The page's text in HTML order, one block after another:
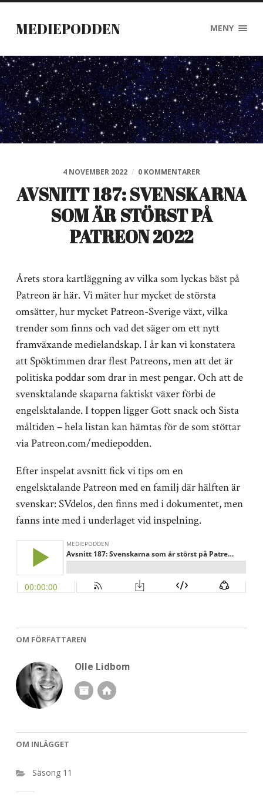
MEDIEPODDEN MENY
4 NOVEMBER 2022 / 0 KOMMENTARER
AVSNITT 187: SVENSKARNA
SOM ÄR STÖRST PÅ
PATREON 2022
Årets stora kartläggning av vilka som lyckas bäst på
Patreon är här. Vi mäter hur mycket de största
omsätter, hur mycket Patreon-Sverige växt, vilka
trender som finns och vad det säger om ett nytt
framväxande medielandskap. I år kan vi konstatera
att Spöktimmen drar flest Patreons, men att det är
politiska poddar som drar in mest pengar. Och att de
svensktalande skaparna faktiskt växer förbi de
engelsktalande. I toppen ligger Gott snack och Sista
måltiden – hela listan kan hämtas för de som stöttar
via Patreon.com/mediepodden.
Efter inspelat avsnitt fick vi tips om en
engelsktalande Patreon med en familj där hälften är
svenskar: SVdelos, den finns med i dokumentet, men
fanns inte med i underlaget vid inspelning.
OM FÖRFATTAREN
Olle Lidbom
OM INLÄGGET
Säsong 11